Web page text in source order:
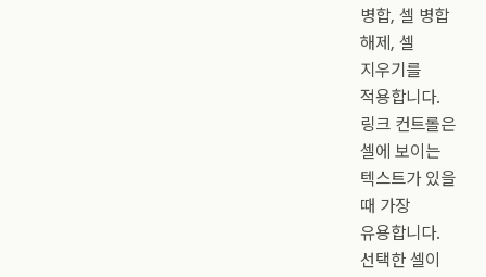
병합, 셀 병합
해제, 셀
지우기를
적용합니다.
링크 컨트롤은
셀에 보이는
텍스트가 있을
때 가장
유용합니다.
선택한 셀이